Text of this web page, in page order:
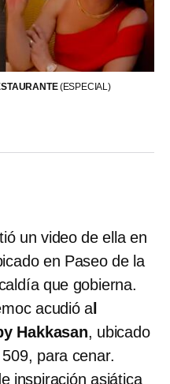
(ESPECIAL)
un video de ella en
en Paseo de la
que gobierna.
acudió a
Hakkasan, ubicado
para cenar.
inspiración asiática